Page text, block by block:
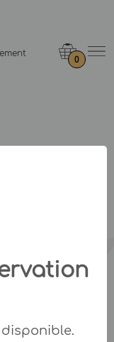
0